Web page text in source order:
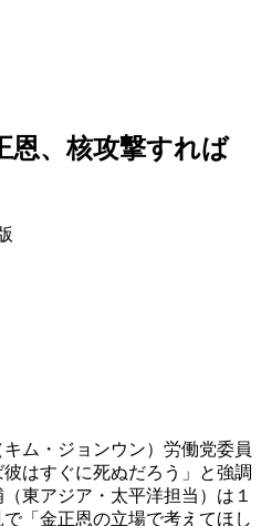
恩、核攻撃すれば
ム・ジョンウン）労働党委員
はすぐに死ぬだろう」と強調
東アジア・太平洋担当）は１
「金正恩の立場で考えてほし